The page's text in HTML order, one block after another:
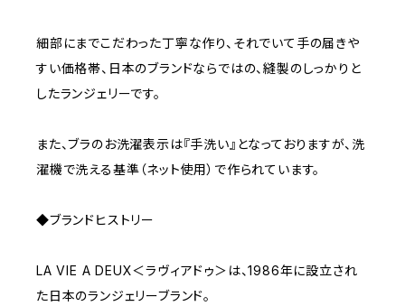
細部にまでこだわった丁寧な作り、それでいて手の届きや
すい価格帯、日本のブランドならではの、縫製のしっかりと
したランジェリーです。
また、ブラのお洗濯表示は『手洗い』となっておりますが、洗
濯機で洗える基準（ネット使用）で作られています。
◆ブランドヒストリー
LA VIE A DEUX＜ラヴィアドゥ＞は、1986年に設立され
た日本のランジェリーブランド。